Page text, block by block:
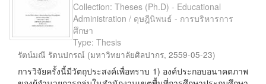
Collection: Theses (Ph.D) - Educational
Administration / ดุษฎีนิพนธ์ - การบริหารการ
ศึกษา
Type: Thesis
รัตน์มณี รัตนปกรณ์ (มหาวิทยาลัยศิลปากร, 2559-05-23)
การวิจัยครั้งนี้มีวัตถุประสงค์เพื่อทราบ 1) องค์ประกอบอนาคตภาพ